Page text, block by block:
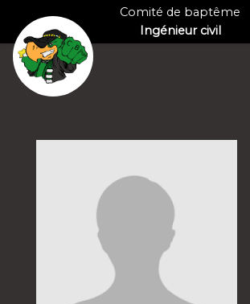
Comité de baptême
Ingénieur civil